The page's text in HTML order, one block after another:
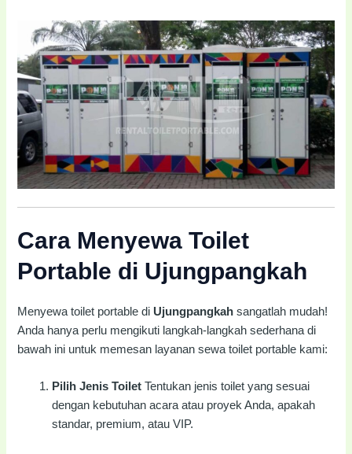
Cara Menyewa Toilet
Portable di Ujungpangkah
Menyewa toilet portable di Ujungpangkah sangatlah mudah!
Anda hanya perlu mengikuti langkah-langkah sederhana di
bawah ini untuk memesan layanan sewa toilet portable kami:
Pilih Jenis Toilet Tentukan jenis toilet yang sesuai
dengan kebutuhan acara atau proyek Anda, apakah
standar, premium, atau VIP.